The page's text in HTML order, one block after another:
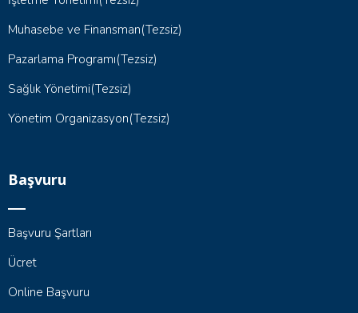
Muhasebe ve Finansman(Tezsiz)
Pazarlama Programı(Tezsiz)
Sağlık Yönetimi(Tezsiz)
Yönetim Organizasyon(Tezsiz)
Başvuru
Başvuru Şartları
Ücret
Online Başvuru